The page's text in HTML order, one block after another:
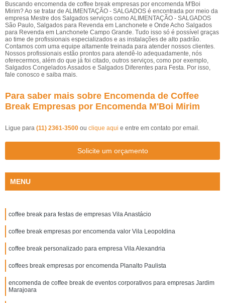
Buscando encomenda de coffee break empresas por encomenda M'Boi
Mirim? Ao se tratar de ALIMENTAÇÃO - SALGADOS é encontrada por meio da
empresa Mestre dos Salgados serviços como ALIMENTAÇÃO - SALGADOS
São Paulo, Salgados para Revenda em Lanchonete e Onde Acho Salgados
para Revenda em Lanchonete Campo Grande. Tudo isso só é possível graças
ao time de profissionais especializados e as instalações de alto padrão.
Contamos com uma equipe altamente treinada para atender nossos clientes.
Nossos profissionais estão prontos para atendê-lo adequadamente, nós
oferecermos, além do que já foi citado, outros serviços, como por exemplo,
Salgados Congelados Assados e Salgados Diferentes para Festa. Por isso,
fale conosco e saiba mais.
Para saber mais sobre Encomenda de Coffee
Break Empresas por Encomenda M'Boi Mirim
Ligue para (11) 2361-3500 ou clique aqui e entre em contato por email.
Solicite um orçamento
MENU
coffee break para festas de empresas Vila Anastácio
coffee break empresas por encomenda valor Vila Leopoldina
coffee break personalizado para empresa Vila Alexandria
coffees break empresas por encomenda Planalto Paulista
encomenda de coffee break de eventos corporativos para empresas Jardim
Marajoara